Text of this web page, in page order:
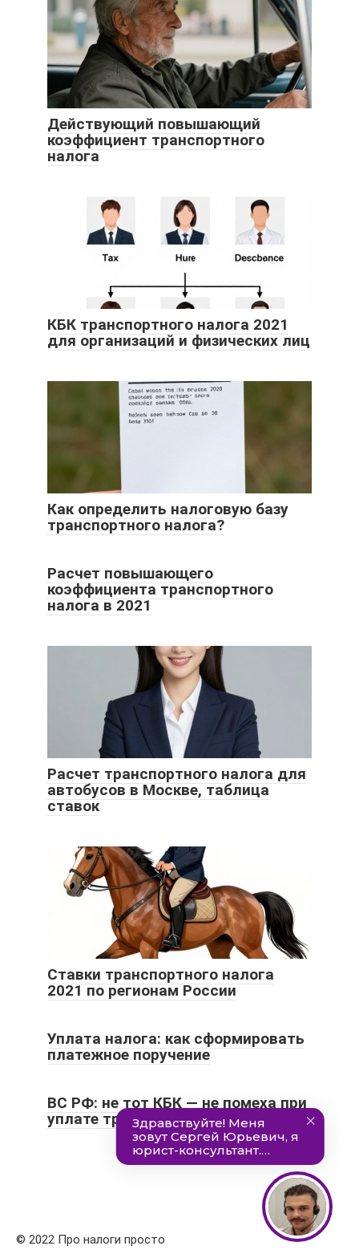
Действующий повышающий
коэффициент транспортного
налога
КБК транспортного налога 2021
для организаций и физических лиц
Как определить налоговую базу
транспортного налога?
Расчет повышающего
коэффициента транспортного
налога в 2021
Расчет транспортного налога для
автобусов в Москве, таблица
ставок
Ставки транспортного налога
2021 по регионам России
Уплата налога: как сформировать
платежное поручение
ВС РФ: не тот КБК — не помеха при
уплате транспортного налога
© 2022 Про налоги просто